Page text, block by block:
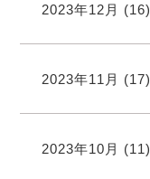
2023年12月 (16)
2023年11月 (17)
2023年10月 (11)